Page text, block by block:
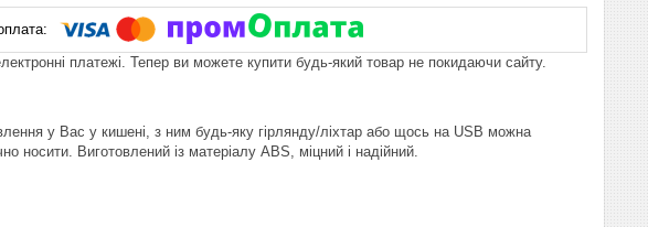
платежі. Тепер ви можете купити будь-який товар не покидаючи сайту.
у Вас у кишені, з ним будь-яку гірлянду/ліхтар або щось на USB можна
носити. Виготовлений із матеріалу ABS, міцний і надійний.